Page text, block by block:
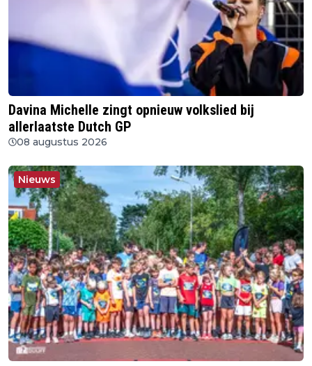
Davina Michelle zingt opnieuw volkslied bij
allerlaatste Dutch GP
08 augustus 2026
Nieuws